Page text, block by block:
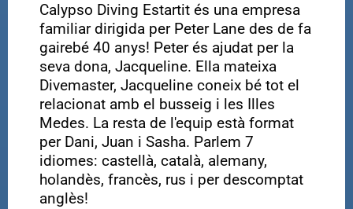
Calypso Diving Estartit és una empresa
familiar dirigida per Peter Lane des de fa
gairebé 40 anys! Peter és ajudat per la
seva dona, Jacqueline. Ella mateixa
Divemaster, Jacqueline coneix bé tot el
relacionat amb el busseig i les Illes
Medes. La resta de l'equip està format
per Dani, Juan i Sasha. Parlem 7
idiomes: castellà, català, alemany,
holandès, francès, rus i per descomptat
anglès!